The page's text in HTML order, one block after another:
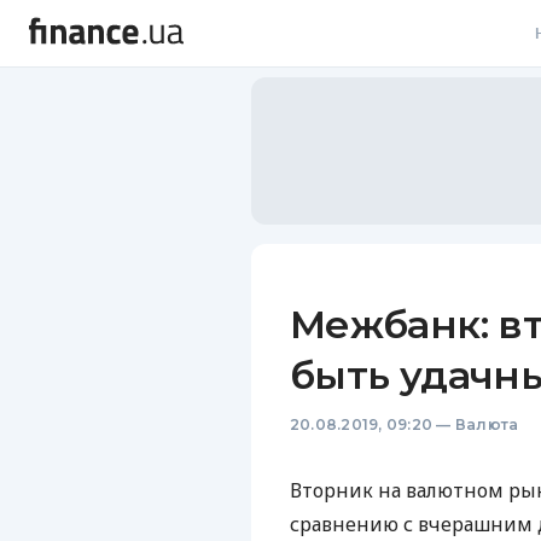
Межбанк:
быть
20.08.2019, 09:20 — Валюта
Вторник на валютном
сравнению с